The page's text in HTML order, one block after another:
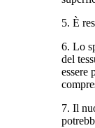
5. È
6. Lo
del
essere
7. Il